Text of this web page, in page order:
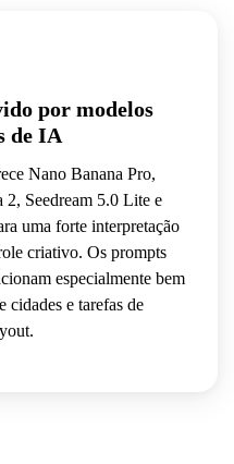
por modelos
de IA
Nano Banana Pro,
2, Seedream 5.0 Lite e
uma forte interpretação
criativo. Os prompts
especialmente bem
cidades e tarefas de